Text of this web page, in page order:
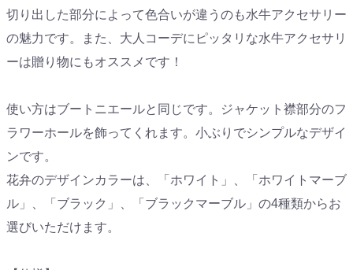
切り出した部分によって色合いが違うのも水牛アクセサリー
の魅力です。また、大人コーデにピッタリな水牛アクセサリ
ーは贈り物にもオススメです！
使い方はブートニエールと同じです。ジャケット襟部分のフ
ラワーホールを飾ってくれます。小ぶりでシンプルなデザイ
ンです。
花弁のデザインカラーは、
「ホワイト」
「ホワイトマーブ
ル」
「ブラック」 「ブラックマーブル」 の4種類からお
選びいただけます。